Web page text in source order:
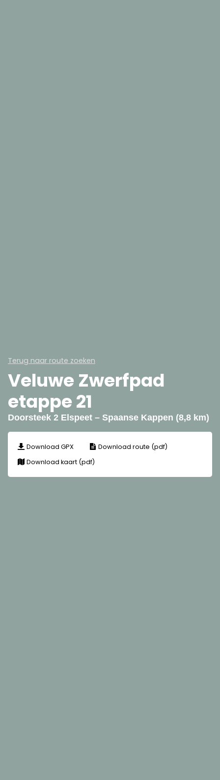
Terug naar route zoeken
Veluwe Zwerfpad
etappe 21
Doorsteek 2 Elspeet – Spaanse Kappen (8,8 km)
Download GPX
Download route (pdf)
Download kaart (pdf)